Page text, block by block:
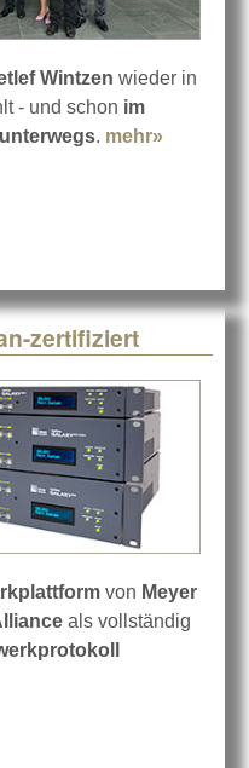
Wintzen wieder in
- und schon im
. mehr»
zertifiziert
von Meyer
als vollständig